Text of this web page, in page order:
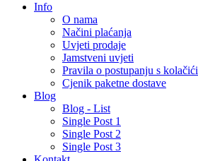
Info
O nama
Načini plaćanja
Uvjeti prodaje
Jamstveni uvjeti
Pravila o postupanju s
Cjenik paketne dostave
Blog
Blog - List
Single Post 1
Single Post 2
Single Post 3